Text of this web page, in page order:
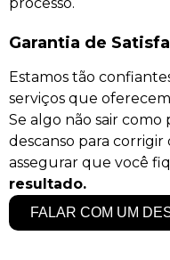
Garantia de
Estamos tão
serviços que
Se algo não sair
descanso para
assegurar que você
resultado.
FALAR COM UM